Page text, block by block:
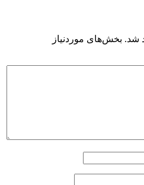
شد. بخش‌های موردنیاز